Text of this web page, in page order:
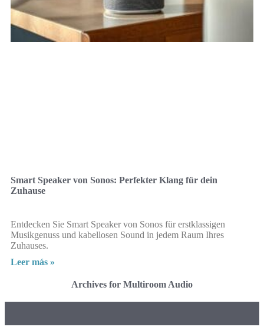
Smart Speaker von Sonos: Perfekter Klang für dein
Zuhause
Entdecken Sie Smart Speaker von Sonos für erstklassigen
Musikgenuss und kabellosen Sound in jedem Raum Ihres
Zuhauses.
Leer más »
Archives for Multiroom Audio